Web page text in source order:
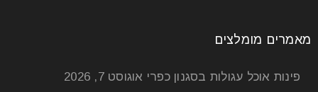
מאמרים מומלצים
פינות אוכל עגולות בסגנון כפרי אוגוסט 7, 2026